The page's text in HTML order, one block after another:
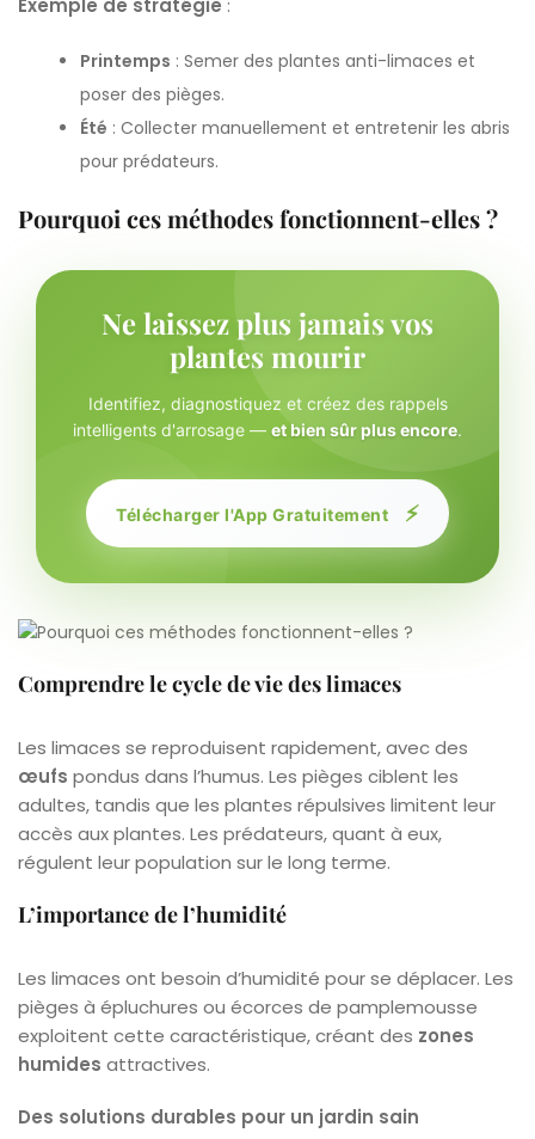
Printemps : Semer des plantes anti-limaces et
poser des pièges.
Été : Collecter manuellement et entretenir les abris
pour prédateurs.
Pourquoi ces méthodes fonctionnent-elles ?
Ne laissez plus jamais vos
plantes mourir
Identifiez, diagnostiquez et créez des rappels
intelligents d'arrosage — et bien sûr plus encore.
Télécharger l'App Gratuitement ⚡
Comprendre le cycle de vie des limaces
Les limaces se reproduisent rapidement, avec des
œufs pondus dans l’humus. Les pièges ciblent les
adultes, tandis que les plantes répulsives limitent leur
accès aux plantes. Les prédateurs, quant à eux,
régulent leur population sur le long terme.
L’importance de l’humidité
Les limaces ont besoin d’humidité pour se déplacer. Les
pièges à épluchures ou écorces de pamplemousse
exploitent cette caractéristique, créant des zones
humides attractives.
Des solutions durables pour un jardin sain